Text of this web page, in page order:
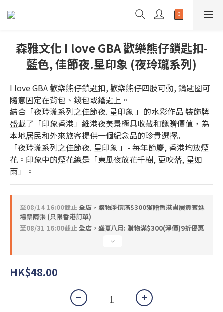
森雅文化 I love GBA 歡樂熊仔鎖匙扣-
藍色, 佳節夜.星印象 (夜玲瓏系列)
I love GBA 歡樂熊仔鎖匙扣, 歡樂熊仔四肢可動, 鑰匙圈可
隨意固定在背包、錢包或鑰匙上。
結合「夜玲瓏系列之佳節夜. 星印象 」的水彩作品 裝飾牌
盛載了「印象香港」維港夜美景極具收藏和餽贈價值，為
本地居民和外來旅客提供一個紀念品的珍貴選擇｡
「夜玲瓏系列之佳節夜. 星印象 」- 每年節慶, 香港均放煙
花。印象中的煙花總是「東風夜放花千樹, 更吹落, 星如
雨」。
至08/14 16:00截止全店，購物淨價滿$300獲贈香港書展貴賓進
場票兩張 (只限香港訂單)
至08/31 16:00截止全店，盛夏八月: 購物滿$300(淨價)9折優惠
HK$48.00